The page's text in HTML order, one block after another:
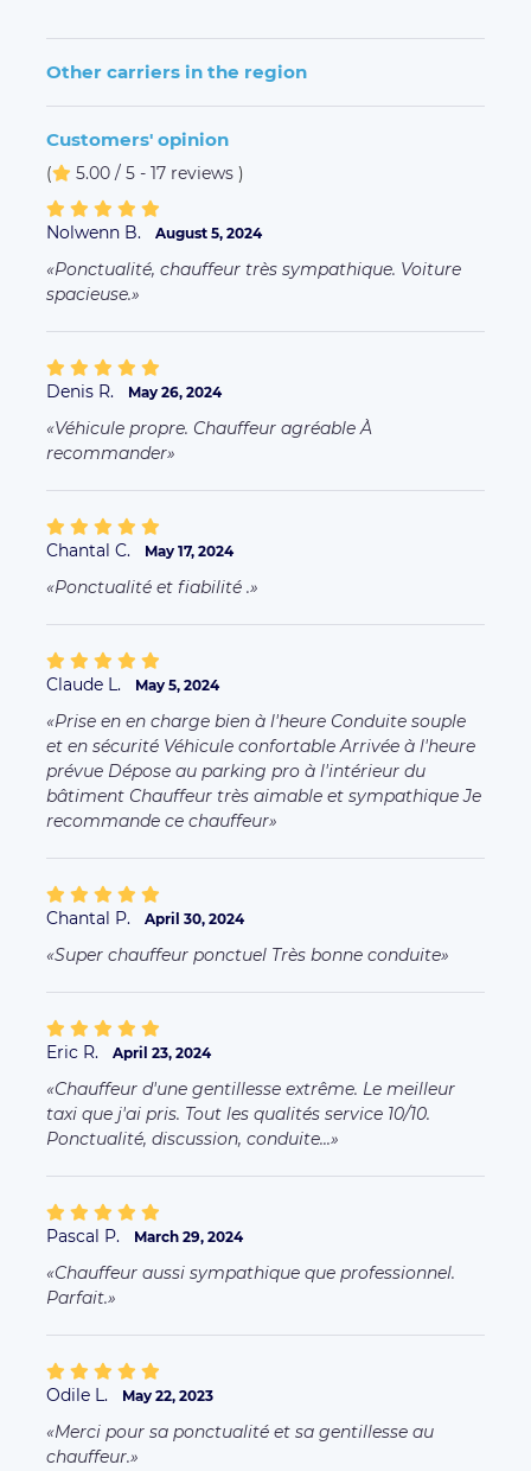
Other carriers in the region
Customers' opinion
( 5.00 / 5 - 17 reviews )
Nolwenn B. August 5, 2024
Ponctualité, chauffeur très sympathique. Voiture
spacieuse.
Denis R. May 26, 2024
Véhicule propre. Chauffeur agréable À
recommander
Chantal C. May 17, 2024
Ponctualité et fiabilité .
Claude L. May 5, 2024
Prise en en charge bien à l'heure Conduite souple
et en sécurité Véhicule confortable Arrivée à l'heure
prévue Dépose au parking pro à l'intérieur du
bâtiment Chauffeur très aimable et sympathique Je
recommande ce chauffeur
Chantal P. April 30, 2024
Super chauffeur ponctuel Très bonne conduite
Eric R. April 23, 2024
Chauffeur d'une gentillesse extrême. Le meilleur
taxi que j'ai pris. Tout les qualités service 10/10.
Ponctualité, discussion, conduite...
Pascal P. March 29, 2024
Chauffeur aussi sympathique que professionnel.
Parfait.
Odile L. May 22, 2023
Merci pour sa ponctualité et sa gentillesse au
chauffeur.